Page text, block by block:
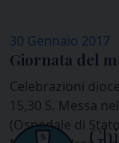
30 Gennaio 2017
Giornata del
Celebrazioni
15,30 S. Messa
(Ospedale di